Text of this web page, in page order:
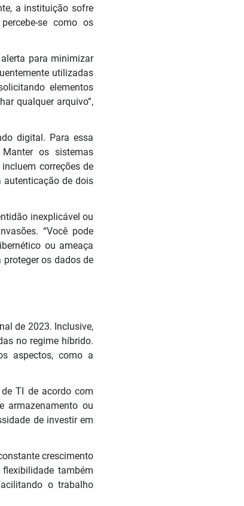
a instituição sofre
se como os
para minimizar
utilizadas
elementos
qualquer arquivo”,
digital. Para essa
os sistemas
correções de
autenticação de dois
inexplicável ou
“Você pode
ou ameaça
os dados de
de 2023. Inclusive,
no regime híbrido.
aspectos, como a
TI de acordo com
armazenamento ou
de investir em
crescimento
também
o trabalho